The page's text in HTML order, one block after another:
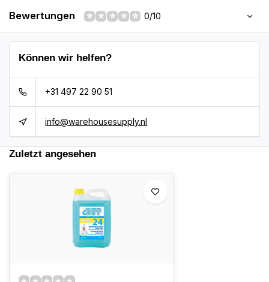
Bewertungen 0/10
Können wir helfen?
+31 497 22 90 51
info@warehousesupply.nl
Zuletzt angesehen